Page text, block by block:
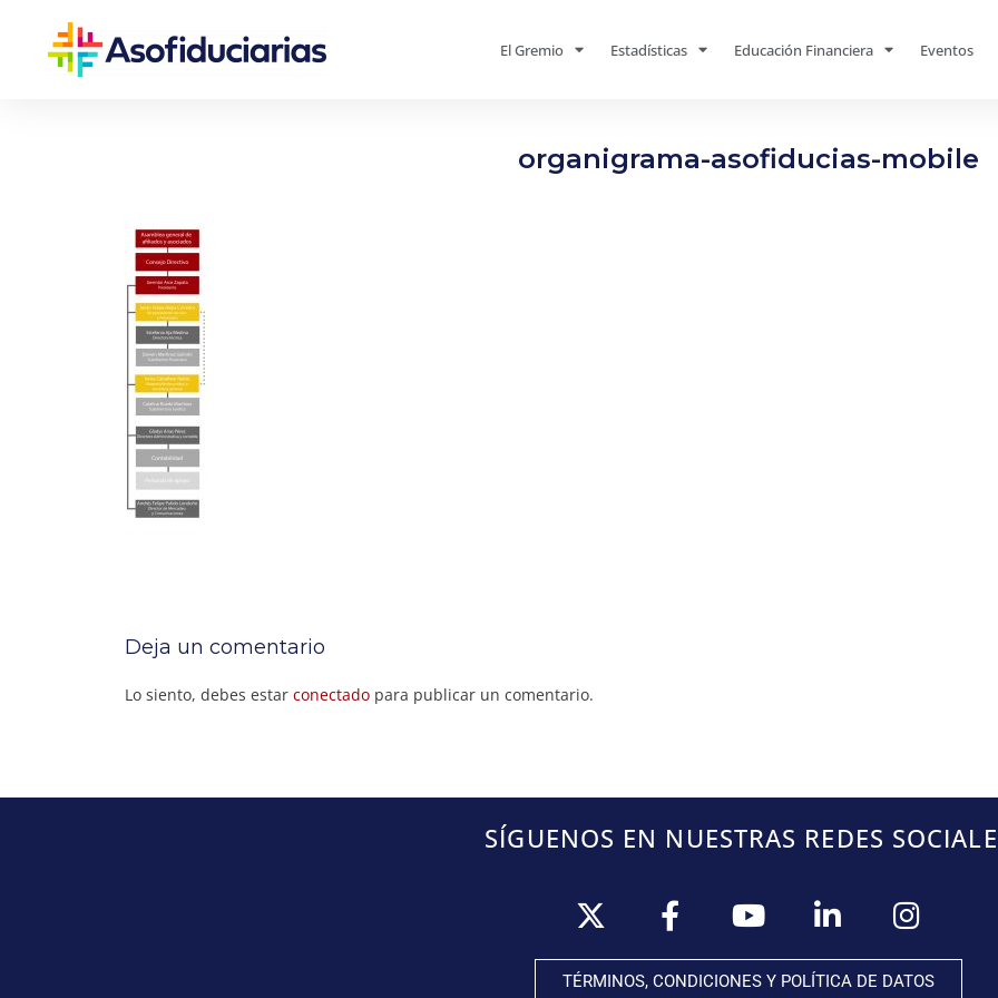
El Gremio Estadísticas Educación Financiera Eventos
organigrama-asofiducias-mobile
Deja un comentario
Lo siento, debes estar conectado para publicar un comentario.
SÍGUENOS EN NUESTRAS REDES
TÉRMINOS, CONDICIONES Y POLÍTICA DE DATOS